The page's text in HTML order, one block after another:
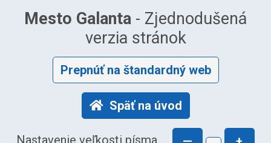
Mesto Galanta - Zjednodušená
verzia stránok
Prepnúť na štandardný web
Späť na úvod